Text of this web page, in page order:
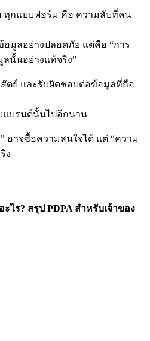
ทุกแบบฟอร์ม คือ ความลับที่คน
มูลอย่างปลอดภัย แต่คือ “การ
ลนั้นอย่างแท้จริง”
สัตย์ และรับผิดชอบต่อข้อมูลที่ถือ
แบรนด์นั้นไปอีกนาน
อาจซื้อความสนใจได้ แต่ “ความ
ง
ไร? สรุป PDPA สำหรับเจ้าของ